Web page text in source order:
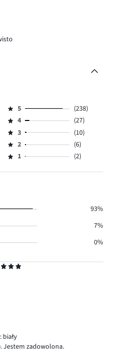
biały
Jestem zadowolona.
Ocena
5,
ilość
głosów
238.
5
(238)
Ocena
4,
ilość
głosów
4
(27)
Ocena
3,
ilość
3
(10)
Ocena
2,
2
(6)
Ocena
1,
1 (2)
93%
7%
0%